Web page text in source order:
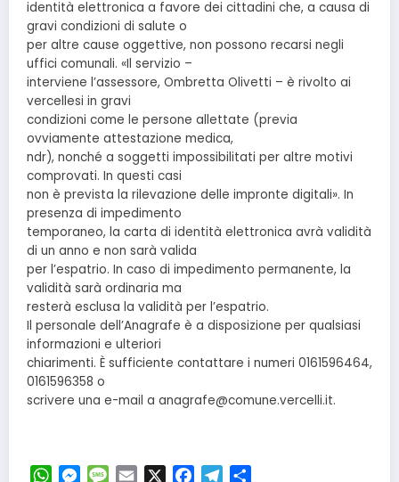
identità elettronica a favore dei cittadini che, a causa di
gravi condizioni di salute o
per altre cause oggettive, non possono recarsi negli
uffici comunali. «Il servizio –
interviene l’assessore, Ombretta Olivetti – è rivolto ai
vercellesi in gravi
condizioni come le persone allettate (previa
ovviamente attestazione medica,
ndr), nonché a soggetti impossibilitati per altre motivi
comprovati. In questi casi
non è prevista la rilevazione delle impronte digitali». In
presenza di impedimento
temporaneo, la carta di identità elettronica avrà validità
di un anno e non sarà valida
per l’espatrio. In caso di impedimento permanente, la
validità sarà ordinaria ma
resterà esclusa la validità per l’espatrio.
Il personale dell’Anagrafe è a disposizione per qualsiasi
informazioni e ulteriori
chiarimenti. È sufficiente contattare i numeri 0161596464,
0161596358 o
scrivere una e-mail a anagrafe@comune.vercelli.it.
WhatsApp
Messenger
Message
Email FacebookTelegram